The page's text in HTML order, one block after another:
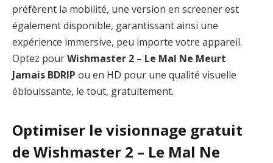
préfèrent la mobilité, une version en screener est
également disponible, garantissant ainsi une
expérience immersive, peu importe votre appareil.
Optez pourWishmaster 2 – Le Mal Ne Meurt
Jamais BDRIP ou en HD pour une qualité visuelle
éblouissante, le tout, gratuitement.
Optimiser le visionnage gratuit
de Wishmaster 2 – Le Mal Ne